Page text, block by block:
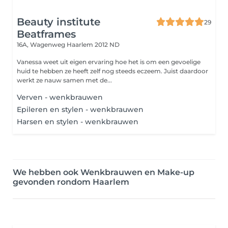
Beauty institute
Beatframes
29
16A, Wagenweg Haarlem 2012 ND
Vanessa weet uit eigen ervaring hoe het is om een gevoelige
huid te hebben ze heeft zelf nog steeds eczeem. Juist daardoor
werkt ze nauw samen met de...
Verven - wenkbrauwen
Epileren en stylen - wenkbrauwen
Harsen en stylen - wenkbrauwen
We hebben ook Wenkbrauwen en Make-up
gevonden rondom Haarlem